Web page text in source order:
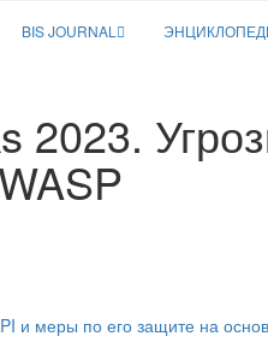
BIS JOURNAL
2023.
и меры по его защите на